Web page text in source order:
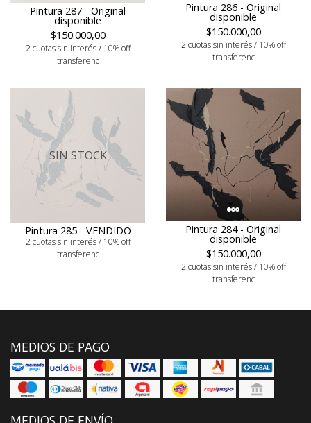
Pintura 287 - Original
disponible
$150.000,00
2 cuotas sin interés / 10% off
transferenc
Pintura 286 - Original
disponible
$150.000,00
2 cuotas sin interés / 10% off
transferenc
SIN STOCK
Pintura 285 - VENDIDO
2 cuotas sin interés / 10% off
transferenc
Pintura 284 - Original
disponible
$150.000,00
2 cuotas sin interés / 10% off
transferenc
MEDIOS DE PAGO